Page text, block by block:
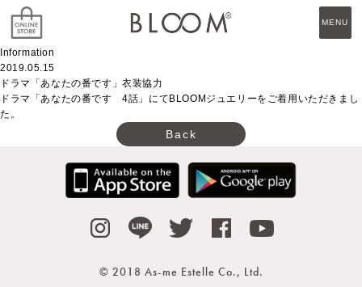
MENU
Information
2019.05.15
ドラマ「あなたの番です」衣装協力
ドラマ「あなたの番です 4話」にてBLOOMジュエリーをご着用いただきまし
た。
Back
© 2018 As-me Estelle Co., Ltd.